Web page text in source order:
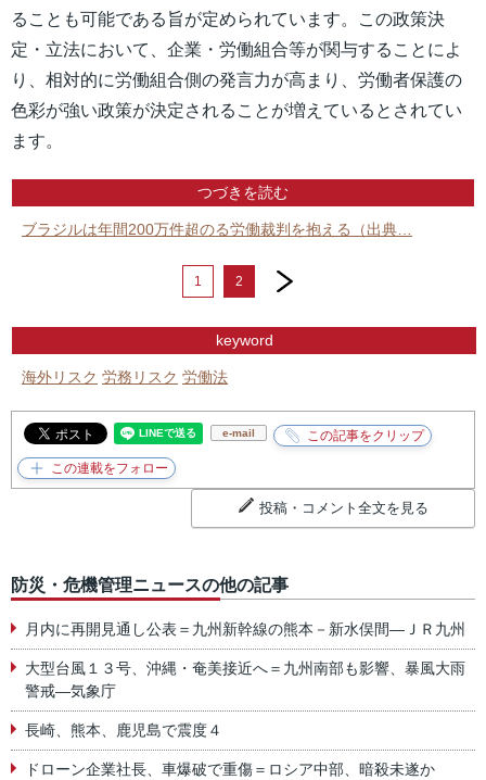
ることも可能である旨が定められています。この政策決
定・立法において、企業・労働組合等が関与することによ
り、相対的に労働組合側の発言力が高まり、労働者保護の
色彩が強い政策が決定されることが増えているとされてい
ます。
つづきを読む
ブラジルは年間200万件超のる労働裁判を抱える（出典…
1 2
next
keyword
海外リスク 労務リスク 労働法
e-mail
投稿・コメント全文を見る
防災・危機管理ニュースの他の記事
月内に再開見通し公表＝九州新幹線の熊本－新水俣間―ＪＲ九州
大型台風１３号、沖縄・奄美接近へ＝九州南部も影響、暴風大雨
警戒―気象庁
長崎、熊本、鹿児島で震度４
ドローン企業社長、車爆破で重傷＝ロシア中部、暗殺未遂か